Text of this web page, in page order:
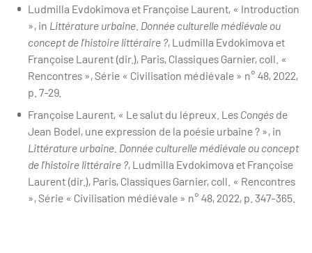
Ludmilla Evdokimova et Françoise Laurent, « Introduction
», in Littérature urbaine. Donnée culturelle médiévale ou
concept de l’histoire littéraire ?, Ludmilla Evdokimova et
Françoise Laurent (dir.), Paris, Classiques Garnier, coll. «
Rencontres », Série « Civilisation médiévale » n° 48, 2022,
p. 7-29.
Françoise Laurent, « Le salut du lépreux. Les Congés de
Jean Bodel, une expression de la poésie urbaine ? », in
Littérature urbaine. Donnée culturelle médiévale ou concept
de l’histoire littéraire ?, Ludmilla Evdokimova et Françoise
Laurent (dir.), Paris, Classiques Garnier, coll. « Rencontres
», Série « Civilisation médiévale » n° 48, 2022, p. 347-365.